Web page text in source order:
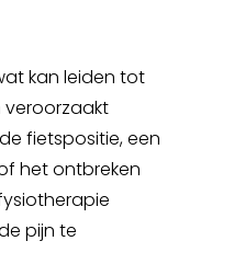
kan leiden tot
veroorzaakt
fietspositie, een
het ontbreken
pijn te